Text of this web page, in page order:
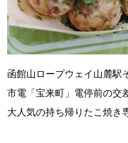
函館山ロープウェイ山麓駅
市電「宝来町」電停前の交
大人気の持ち帰りたこ焼き